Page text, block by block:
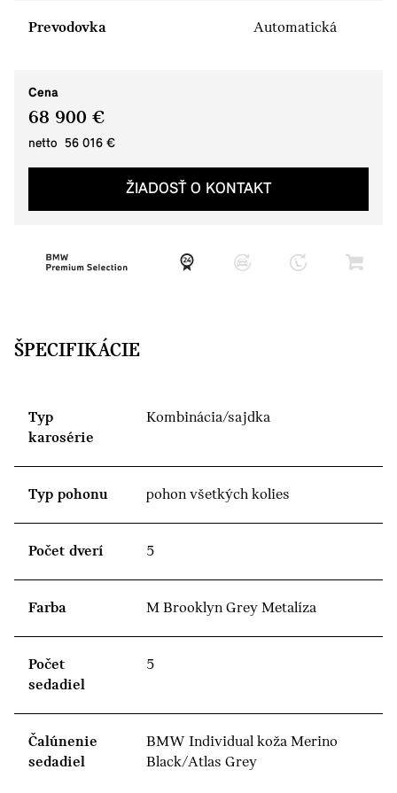
Prevodovka Automatická
Cena
68 900 €
netto 56 016 €
ŽIADOSŤ O KONTAKT
ŠPECIFIKÁCIE
Typ
karosérie
Kombinácia/sajdka
Typ pohonu pohon všetkých kolies
Počet dverí 5
Farba M Brooklyn Grey Metalíza
Počet
sedadiel
5
Čalúnenie
sedadiel
BMW Individual koža Merino
Black/Atlas Grey